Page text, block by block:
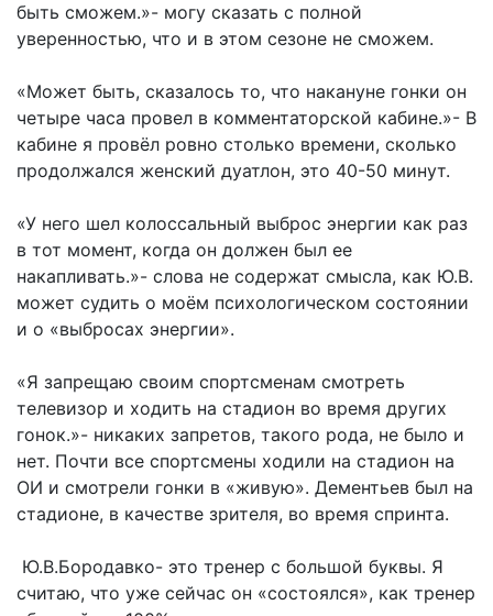
быть сможем.»- могу сказать с полной
уверенностью, что и в этом сезоне не сможем.
«Может быть, сказалось то, что накануне гонки он
четыре часа провел в комментаторской кабине.»- В
кабине я провёл ровно столько времени, сколько
продолжался женский дуатлон, это 40-50 минут.
«У него шел колоссальный выброс энергии как раз
в тот момент, когда он должен был ее
накапливать.»- слова не содержат смысла, как Ю.В.
может судить о моём психологическом состоянии
и о «выбросах энергии».
«Я запрещаю своим спортсменам смотреть
телевизор и ходить на стадион во время других
гонок.»- никаких запретов, такого рода, не было и
нет. Почти все спортсмены ходили на стадион на
ОИ и смотрели гонки в «живую». Дементьев был на
стадионе, в качестве зрителя, во время спринта.
Ю.В.Бородавко- это тренер с большой буквы. Я
считаю, что уже сейчас он «состоялся», как тренер